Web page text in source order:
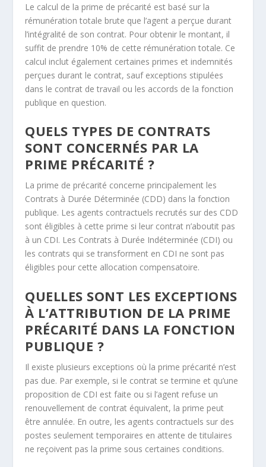
Le calcul de la prime de précarité est basé sur la
rémunération totale brute que l’agent a perçue durant
l’intégralité de son contrat. Pour obtenir le montant, il
suffit de prendre 10% de cette rémunération totale. Ce
calcul inclut également certaines primes et indemnités
perçues durant le contrat, sauf exceptions stipulées
dans le contrat de travail ou les accords de la fonction
publique en question.
QUELS TYPES DE CONTRATS
SONT CONCERNÉS PAR LA
PRIME PRÉCARITÉ ?
La prime de précarité concerne principalement les
Contrats à Durée Déterminée (CDD) dans la fonction
publique. Les agents contractuels recrutés sur des CDD
sont éligibles à cette prime si leur contrat n’aboutit pas
à un CDI. Les Contrats à Durée Indéterminée (CDI) ou
les contrats qui se transforment en CDI ne sont pas
éligibles pour cette allocation compensatoire.
QUELLES SONT LES EXCEPTIONS
À L’ATTRIBUTION DE LA PRIME
PRÉCARITÉ DANS LA FONCTION
PUBLIQUE ?
Il existe plusieurs exceptions où la prime précarité n’est
pas due. Par exemple, si le contrat se termine et qu’une
proposition de CDI est faite ou si l’agent refuse un
renouvellement de contrat équivalent, la prime peut
être annulée. En outre, les agents contractuels sur des
postes seulement temporaires en attente de titulaires
ne reçoivent pas la prime sous certaines conditions.